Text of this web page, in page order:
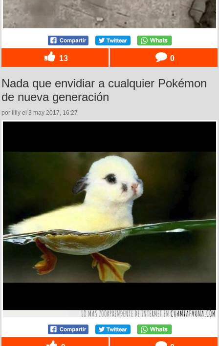
13 0
Nada que envidiar a cualquier Pokémon
de nueva generación
por lilly el 3 may 2017, 16:27